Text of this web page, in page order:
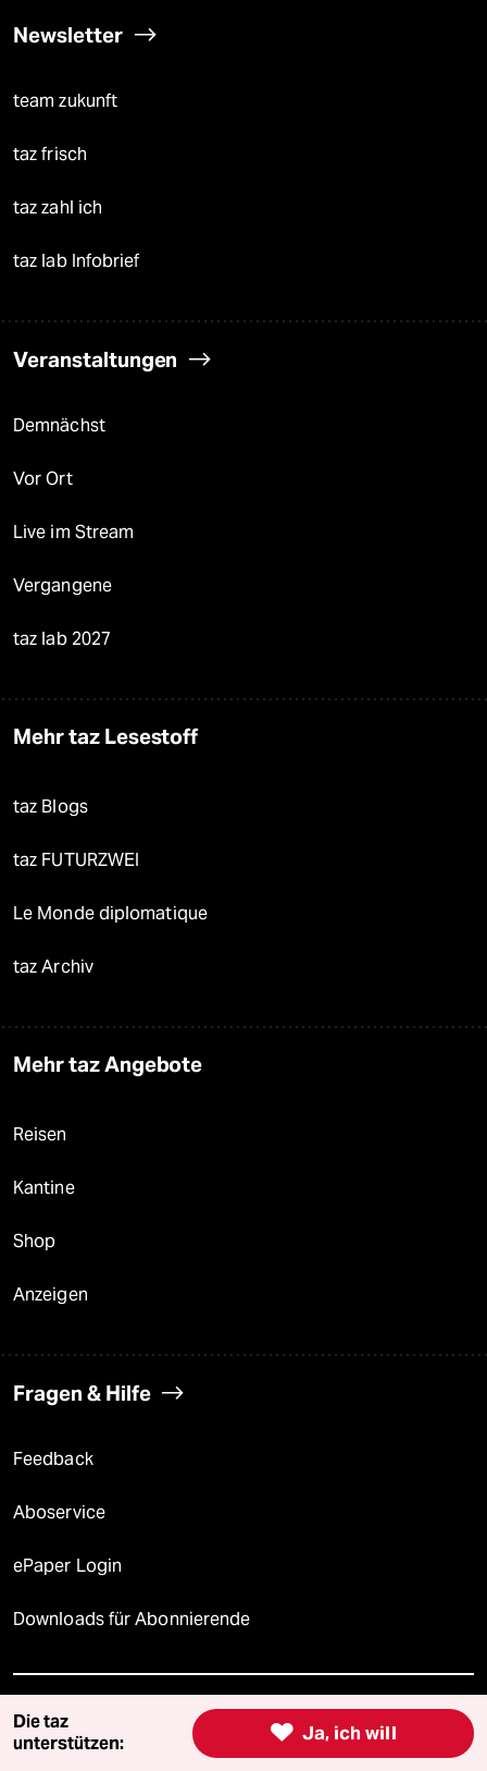
Newsletter
team zukunft
taz frisch
taz zahl ich
taz lab Infobrief
Veranstaltungen
Demnächst
Vor Ort
Live im Stream
Vergangene
taz lab 2027
Mehr taz Lesestoff
taz Blogs
taz FUTURZWEI
Le Monde diplomatique
taz Archiv
Mehr taz Angebote
Reisen
Kantine
Shop
Anzeigen
Fragen & Hilfe
Feedback
Aboservice
ePaper Login
Downloads für Abonnierende
© 2026 taz Verlags und Vertriebs GmbH
Alle Rechte vorbehalten. Bei rechtlichen Fragen oder für Genehmigungen
wenden Sie sich bitte an
lizenzen@taz.de
 Ja, ich will
Die taz
unterstützen: